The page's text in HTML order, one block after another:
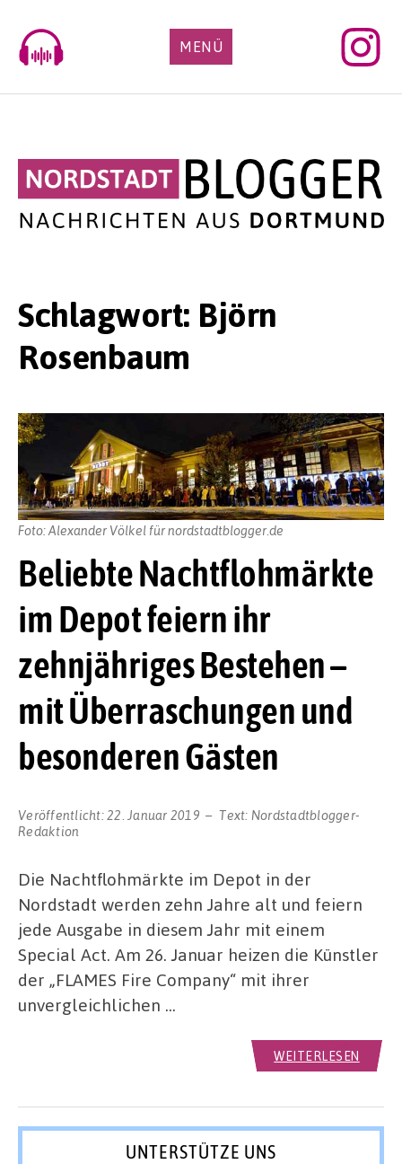
content
MENÜ
Schlagwort: Björn
Rosenbaum
Beliebte Nachtflohmärkte
im Depot feiern ihr
zehnjähriges Bestehen –
mit Überraschungen und
besonderen Gästen
Veröffentlicht:22. Januar 2019 Text: Nordstadtblogger-
Redaktion
Foto: Alexander Völkel für nordstadtblogger.de
Die Nachtflohmärkte im Depot in der
Nordstadt werden zehn Jahre alt und feiern
jede Ausgabe in diesem Jahr mit einem
Special Act. Am 26. Januar heizen die Künstler
der „FLAMES Fire Company“ mit ihrer
unvergleichlichen …
WEITERLESEN
UNTERSTÜTZE UNS